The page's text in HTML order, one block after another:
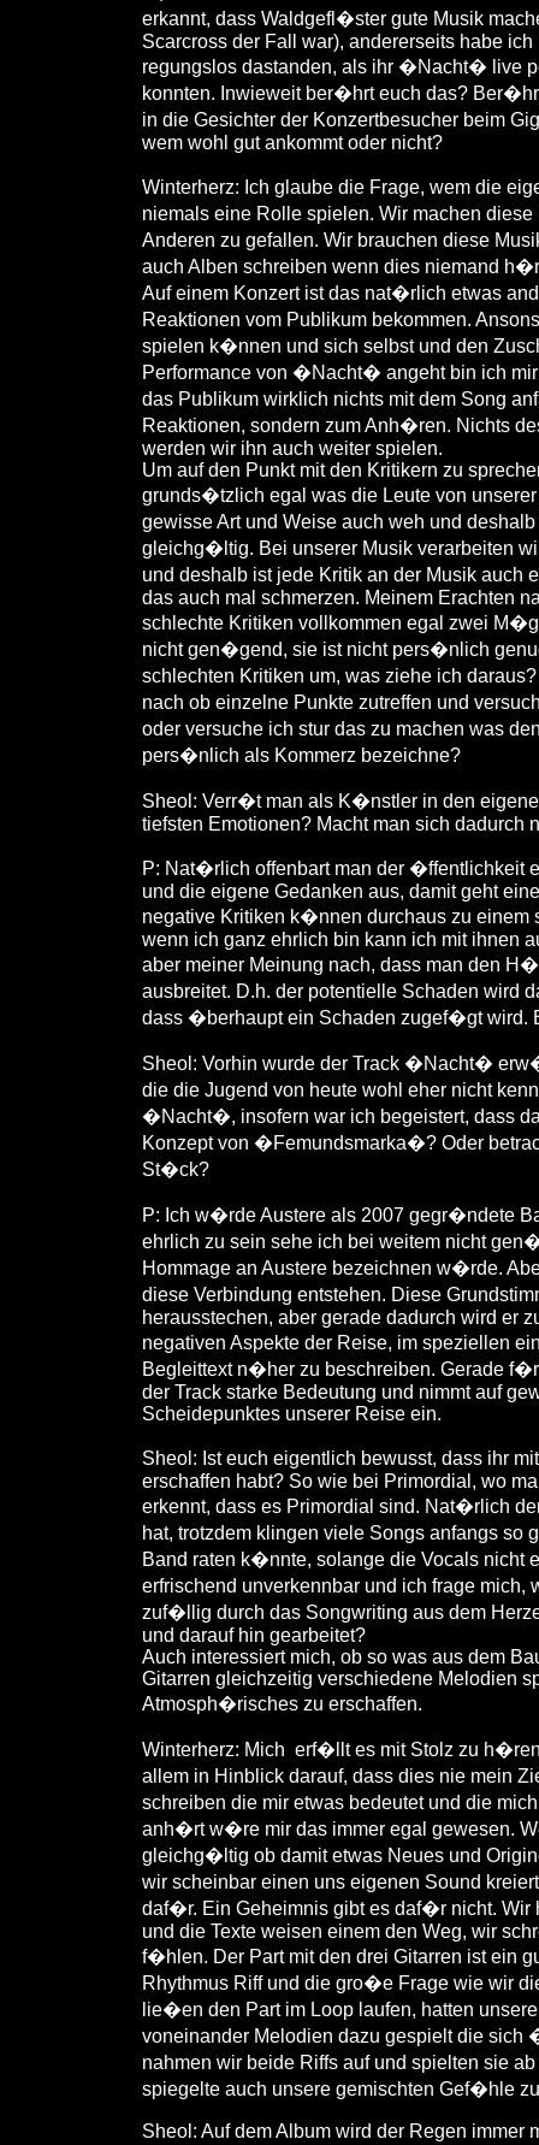
erkannt, dass Waldgefl�ster gute Musik
Scarcross der Fall war), andererseits habe
regungslos dastanden, als ihr �Nacht� live
konnten. Inwieweit ber�hrt euch das?
in die Gesichter der Konzertbesucher beim
wem wohl gut ankommt oder nicht?
Winterherz: Ich glaube die Frage, wem die
niemals eine Rolle spielen. Wir machen
Anderen zu gefallen. Wir brauchen diese
auch Alben schreiben wenn dies niemand
Auf einem Konzert ist das nat�rlich etwas
Reaktionen vom Publikum bekommen.
spielen k�nnen und sich selbst und den
Performance von �Nacht� angeht bin ich
das Publikum wirklich nichts mit dem Song
Reaktionen, sondern zum Anh�ren. Nichts
werden wir ihn auch weiter spielen.
Um auf den Punkt mit den Kritikern zu
grunds�tzlich egal was die Leute von
gewisse Art und Weise auch weh und
gleichg�ltig. Bei unserer Musik verarbeiten
und deshalb ist jede Kritik an der Musik
das auch mal schmerzen. Meinem Erachten
schlechte Kritiken vollkommen egal zwei
nicht gen�gend, sie ist nicht pers�nlich
schlechten Kritiken um, was ziehe ich
nach ob einzelne Punkte zutreffen und
oder versuche ich stur das zu machen was
pers�nlich als Kommerz bezeichne?
Sheol: Verr�t man als K�nstler in den
tiefsten Emotionen? Macht man sich dadurch
P: Nat�rlich offenbart man der �ffentlichkeit
und die eigene Gedanken aus, damit geht
negative Kritiken k�nnen durchaus zu
wenn ich ganz ehrlich bin kann ich mit ihnen
aber meiner Meinung nach, dass man den
ausbreitet. D.h. der potentielle Schaden wird
dass �berhaupt ein Schaden zugef�gt wird.
Sheol: Vorhin wurde der Track �Nacht�
die die Jugend von heute wohl eher nicht
�Nacht�, insofern war ich begeistert, dass
Konzept von �Femundsmarka�? Oder
St�ck?
P: Ich w�rde Austere als 2007 gegr�ndete
ehrlich zu sein sehe ich bei weitem nicht
Hommage an Austere bezeichnen w�rde.
diese Verbindung entstehen. Diese
herausstechen, aber gerade dadurch wird er
negativen Aspekte der Reise, im speziellen
Begleittext n�her zu beschreiben. Gerade
der Track starke Bedeutung und nimmt auf
Scheidepunktes unserer Reise ein.
Sheol: Ist euch eigentlich bewusst, dass ihr
erschaffen habt? So wie bei Primordial, wo
erkennt, dass es Primordial sind. Nat�rlich
hat, trotzdem klingen viele Songs anfangs
Band raten k�nnte, solange die Vocals nicht
erfrischend unverkennbar und ich frage
zuf�llig durch das Songwriting aus dem
und darauf hin gearbeitet?
Auch interessiert mich, ob so was aus dem
Gitarren gleichzeitig verschiedene Melodien
Atmosph�risches zu erschaffen.
Winterherz: Mich erf�llt es mit Stolz zu
allem in Hinblick darauf, dass dies nie mein
schreiben die mir etwas bedeutet und die
anh�rt w�re mir das immer egal gewesen.
gleichg�ltig ob damit etwas Neues und
wir scheinbar einen uns eigenen Sound
daf�r. Ein Geheimnis gibt es daf�r nicht.
und die Texte weisen einem den Weg, wir
f�hlen. Der Part mit den drei Gitarren ist ein
Rhythmus Riff und die gro�e Frage wie wir
lie�en den Part im Loop laufen, hatten
voneinander Melodien dazu gespielt die
nahmen wir beide Riffs auf und spielten sie
spiegelte auch unsere gemischten Gef�hle
Sheol: Auf dem Album wird der Regen